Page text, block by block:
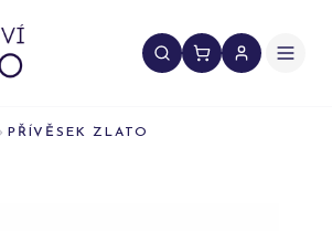
PŘÍVĚSEK ZLATO